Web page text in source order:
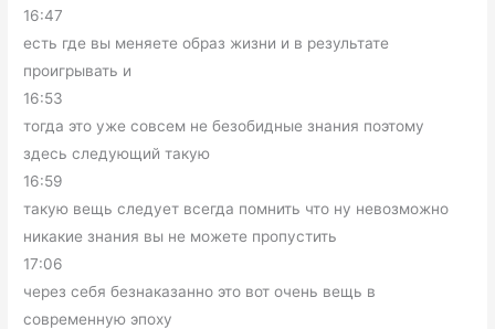
16:47
есть где вы меняете образ жизни и в результате
проигрывать и
16:53
тогда это уже совсем не безобидные знания поэтому
здесь следующий такую
16:59
такую вещь следует всегда помнить что ну невозможно
никакие знания вы не можете пропустить
17:06
через себя безнаказанно это вот очень вещь в
современную эпоху